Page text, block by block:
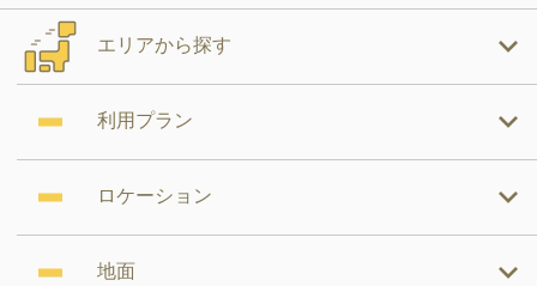
エリアから探す
利用プラン
ロケーション
地面